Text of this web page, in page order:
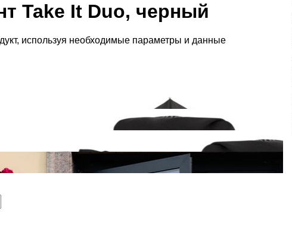
Take It Duo, черный
используя необходимые параметры и данные